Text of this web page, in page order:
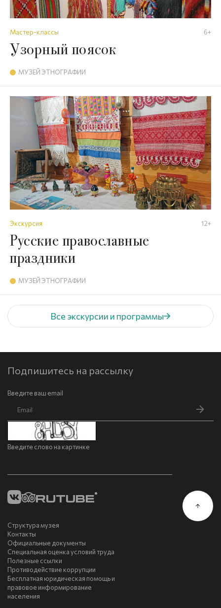
Мастер-классы 6+
Узорный поясок
МУЗЕЙ ЭТНОГРАФИИ
Экскурсия 12+
Русские православные
праздники
МУЗЕЙ ЭТНОГРАФИИ
Все экскурсии и программы
Подпишитесь на рассылку
Введите ваш email
Введите слово на картинке
Структура музея
Контакты
Официальные документы
Специальная оценка условий труда
Полезные ссылки
Противодействие коррупции
Бесплатная юридическая помощь и
правовое информирование
населения